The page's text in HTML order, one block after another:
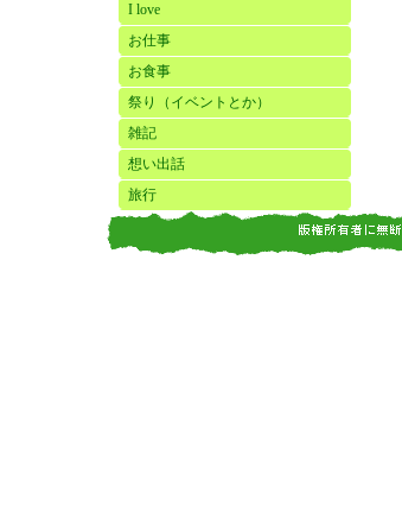
I love
お仕事
お食事
祭り（イベントとか）
雑記
想い出話
旅行